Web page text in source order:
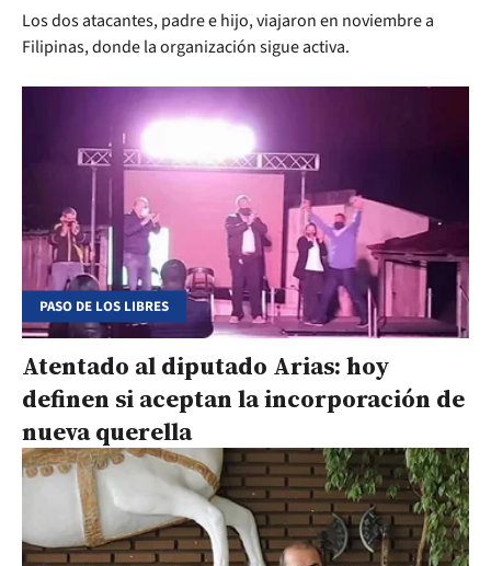
Los dos atacantes, padre e hijo, viajaron en noviembre a
Filipinas, donde la organización sigue activa.
PASO DE LOS LIBRES
Atentado al diputado Arias: hoy
definen si aceptan la incorporación de
nueva querella